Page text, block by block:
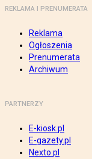
REKLAMA I PRENUMERATA
Reklama
Ogłoszenia
Prenumerata
Archiwum
PARTNERZY
E-kiosk.pl
E-gazety.pl
Nexto.pl